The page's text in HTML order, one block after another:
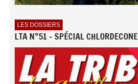
LES DOSSIERS
LTA N°51 - SPÉCIAL CHLORDECONE